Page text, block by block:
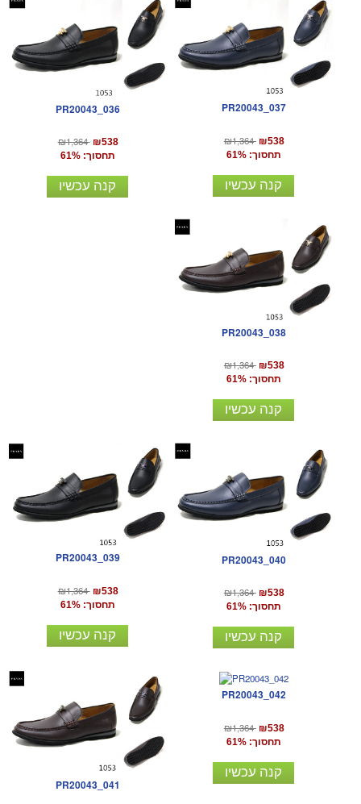
PR20043_036
₪1,364 ₪538
תחסוך: 61%
קנה עכשיו
PR20043_037
₪1,364 ₪538
תחסוך: 61%
קנה עכשיו
PR20043_038
₪1,364 ₪538
תחסוך: 61%
קנה עכשיו
PR20043_039
₪1,364 ₪538
תחסוך: 61%
קנה עכשיו
PR20043_040
₪1,364 ₪538
תחסוך: 61%
קנה עכשיו
PR20043_041
PR20043_042
₪1,364 ₪538
תחסוך: 61%
קנה עכשיו